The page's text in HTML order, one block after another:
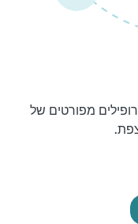
מפורטים של